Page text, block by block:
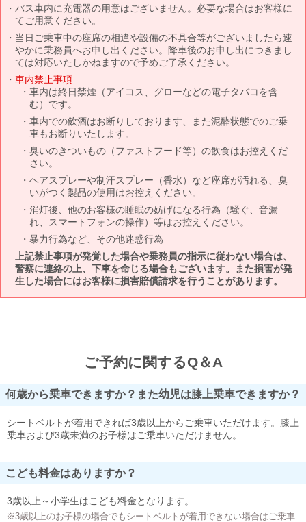
バス車内に充電器の用意はございません。必要な場合はお客様に
てご用意ください。
当日ご乗車中の座席の相違や設備の不具合等がございましたら速
やかに乗務員へお申し出ください。降車後のお申し出につきまし
ては対応いたしかねますので予めご了承ください。
車内禁止事項
車内は終日禁煙（アイコス、グローなどの電子タバコを含
む）です。
車内での飲酒はお断りしております、また泥酔状態でのご乗
車もお断りいたします。
臭いのきついもの（ファストフード等）の飲食はお控えくだ
さい。
ヘアスプレーや制汗スプレー（香水）など座席が汚れる、臭
いがつく製品の使用はお控えください。
消灯後、他のお客様の睡眠の妨げになる行為（騒ぐ、音漏
れ、スマートフォンの操作）等はお控えください。
暴力行為など、その他迷惑行為
上記禁止事項が発覚した場合や乗務員の指示に従わない場合は、
警察に連絡の上、下車を命じる場合もございます。また損害が発
生した場合にはお客様に損害賠償請求を行うことがあります。
ご予約に関するQ＆A
何歳から乗車できますか？また幼児は膝上乗車できますか？
シートベルトが着用できれば3歳以上からご乗車いただけます。膝上
乗車および3歳未満のお子様はご乗車いただけません。
こども料金はありますか？
3歳以上～小学生はこども料金となります。
※3歳以上のお子様の場合でもシートベルトが着用できない場合はご乗車